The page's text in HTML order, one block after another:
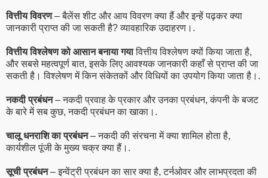
वित्तीय विवरण– बैलेंस शीट और आय विवरण क्या हैं और इन्हें पढ़कर क्या
जानकारी प्राप्त की जा सकती है? व्यावहारिक उदाहरण।.
वित्तीय विश्लेषण को आसान बनाया गयावित्तीय विश्लेषण क्यों किया जाता है,
और सबसे महत्वपूर्ण बात, इसके लिए आवश्यक जानकारी कहाँ से प्राप्त की जा
सकती है। विश्लेषण में किन संकेतकों और विधियों का उपयोग किया जाता है।.
नकदी प्रबंधन– नकदी प्रवाह के प्रकार और उनका प्रबंधन, कंपनी के बजट
के बारे में सब कुछ, नकदी प्रबंधन का खाका।.
चालू धनराशि का प्रबंधन– नकदी की संरचना में क्या शामिल होता है,
कार्यशील पूंजी के मुख्य चक्र क्या हैं।.
सूची प्रबंधन– इन्वेंट्री प्रबंधन का सार क्या है, टर्नओवर और लाभप्रदता की